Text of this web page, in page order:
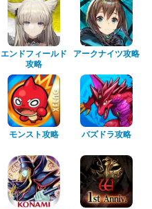
エンドフィールド
攻略
アークナイツ攻略
モンスト攻略 パズドラ攻略